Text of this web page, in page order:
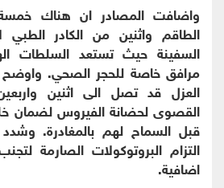
واضافت المصادر ان هناك
الطاقم واثنين من الكادر
السفينة حيث تستعد السلطات
مرافق خاصة للحجر الصحي.
العزل قد تصل الى اثنين
القصوى لحضانة الفيروس لضمان
قبل السماح لهم بالمغادرة.
التزام البروتوكولات الصارمة
اضافية.